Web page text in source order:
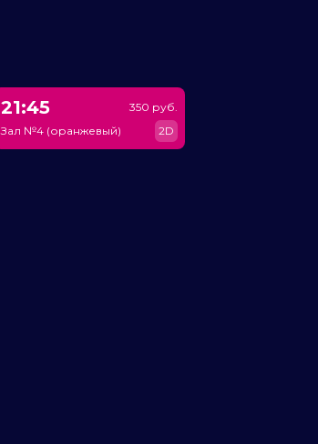
21:45
Зал №4 (оранжевый)
350 руб.
2D